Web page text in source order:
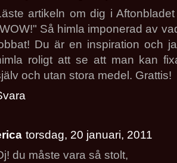
artikeln om dig i
Så himla imponerad av
Du är en inspiration och
roligt att se att man kan
och utan stora medel. Grattis!
torsdag, 20 januari, 2011
du måste vara så stolt,